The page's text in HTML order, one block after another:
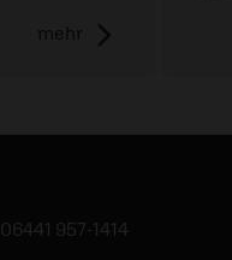
mehr
06441 957-1414